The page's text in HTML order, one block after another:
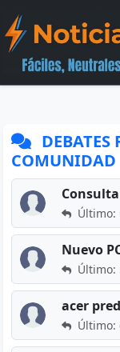
DEBATES
COMUNIDAD
Último:
Nuevo
Último:
Último: